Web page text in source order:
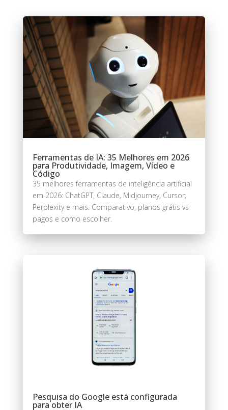
Ferramentas de IA: 35 Melhores em 2026
para Produtividade, Imagem, Vídeo e
Código
35 melhores ferramentas de inteligência artificial
em 2026: ChatGPT, Claude, Midjourney, Cursor,
Perplexity e mais. Comparativo, planos grátis vs
pagos e como escolher.
Pesquisa do Google está configurada
para obter IA